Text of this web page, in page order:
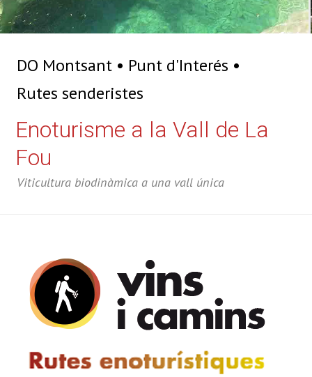
DO Montsant
Punt d'Interés
Rutes senderistes
Enoturisme a la Vall de La
Fou
Viticultura biodinàmica a una vall única